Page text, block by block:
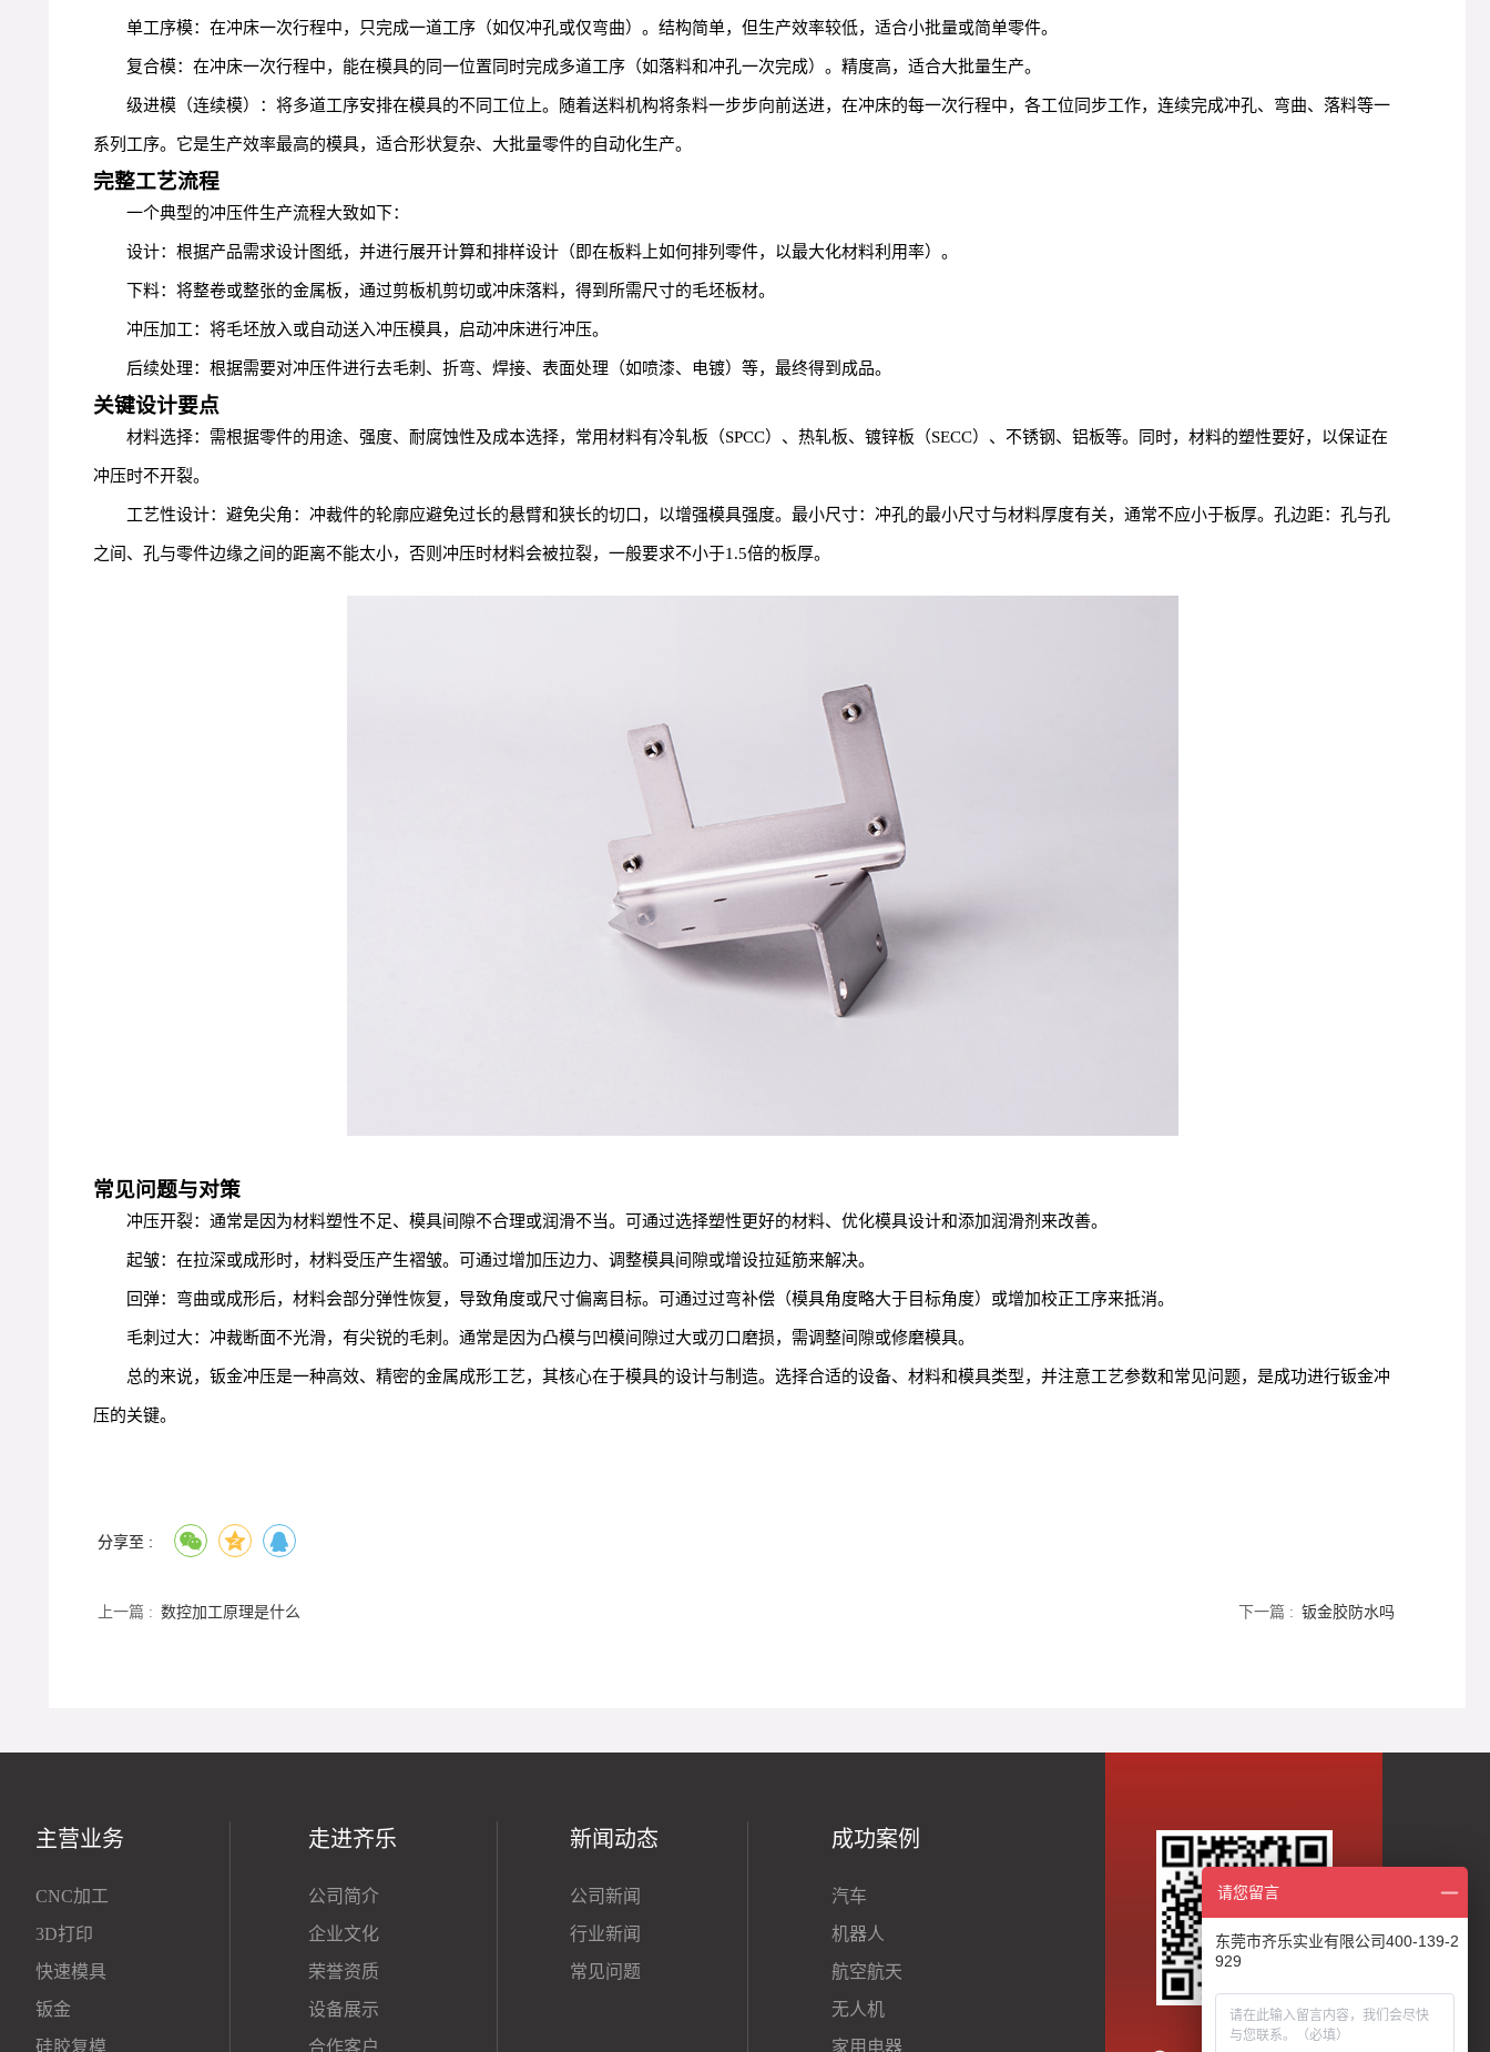
单工序模：在冲床一次行程中，只完成一道工序（如仅冲孔或仅弯曲）。结构简单，但生产效率较低，适合小批量或简单零件。
复合模：在冲床一次行程中，能在模具的同一位置同时完成多道工序（如落料和冲孔一次完成）。精度高，适合大批量生产。
级进模（连续模）：将多道工序安排在模具的不同工位上。随着送料机构将条料一步步向前送进，在冲床的每一次行程中，各工位同步工作，连续完成冲孔、弯曲、落料等一
系列工序。它是生产效率最高的模具，适合形状复杂、大批量零件的自动化生产。
完整工艺流程
一个典型的冲压件生产流程大致如下：
设计：根据产品需求设计图纸，并进行展开计算和排样设计（即在板料上如何排列零件，以最大化材料利用率）。
下料：将整卷或整张的金属板，通过剪板机剪切或冲床落料，得到所需尺寸的毛坯板材。
冲压加工：将毛坯放入或自动送入冲压模具，启动冲床进行冲压。
后续处理：根据需要对冲压件进行去毛刺、折弯、焊接、表面处理（如喷漆、电镀）等，最终得到成品。
关键设计要点
材料选择：需根据零件的用途、强度、耐腐蚀性及成本选择，常用材料有冷轧板（SPCC）、热轧板、镀锌板（SECC）、不锈钢、铝板等。同时，材料的塑性要好，以保证在
冲压时不开裂。
工艺性设计：避免尖角：冲裁件的轮廓应避免过长的悬臂和狭长的切口，以增强模具强度。最小尺寸：冲孔的最小尺寸与材料厚度有关，通常不应小于板厚。孔边距：孔与孔
之间、孔与零件边缘之间的距离不能太小，否则冲压时材料会被拉裂，一般要求不小于1.5倍的板厚。
常见问题与对策
冲压开裂：通常是因为材料塑性不足、模具间隙不合理或润滑不当。可通过选择塑性更好的材料、优化模具设计和添加润滑剂来改善。
起皱：在拉深或成形时，材料受压产生褶皱。可通过增加压边力、调整模具间隙或增设拉延筋来解决。
回弹：弯曲或成形后，材料会部分弹性恢复，导致角度或尺寸偏离目标。可通过过弯补偿（模具角度略大于目标角度）或增加校正工序来抵消。
毛刺过大：冲裁断面不光滑，有尖锐的毛刺。通常是因为凸模与凹模间隙过大或刃口磨损，需调整间隙或修磨模具。
总的来说，钣金冲压是一种高效、精密的金属成形工艺，其核心在于模具的设计与制造。选择合适的设备、材料和模具类型，并注意工艺参数和常见问题，是成功进行钣金冲
压的关键。
分享至 :
上一篇 : 数控加工原理是什么 下一篇 : 钣金胶防水吗
主营业务
CNC加工
3D打印
快速模具
钣金
硅胶复模
走进齐乐
公司简介
企业文化
荣誉资质
设备展示
合作客户
新闻动态
公司新闻
行业新闻
常见问题
成功案例
汽车
机器人
航空航天
无人机
家用电器
请您留言
东莞市齐乐实业有限公司400-139-2
929